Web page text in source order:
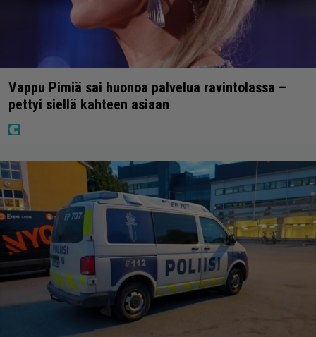
Vappu Pimiä sai huonoa palvelua ravintolassa –
pettyi siellä kahteen asiaan